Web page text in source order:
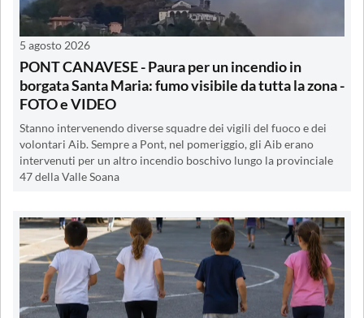
5 agosto 2026
PONT CANAVESE - Paura per un incendio in
borgata Santa Maria: fumo visibile da tutta la zona -
FOTO e VIDEO
Stanno intervenendo diverse squadre dei vigili del fuoco e dei
volontari Aib. Sempre a Pont, nel pomeriggio, gli Aib erano
intervenuti per un altro incendio boschivo lungo la provinciale
47 della Valle Soana